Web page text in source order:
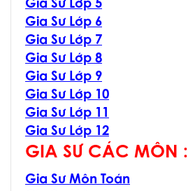
Gia Sư Lớp 5
Gia Sư Lớp 6
Gia Sư Lớp 7
Gia Sư Lớp 8
Gia Sư Lớp 9
Gia Sư Lớp 10
Gia Sư Lớp 11
Gia Sư Lớp 12
GIA SƯ CÁC MÔN :
Gia Sư Môn Toán